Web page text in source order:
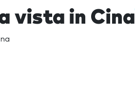
vista in Cina